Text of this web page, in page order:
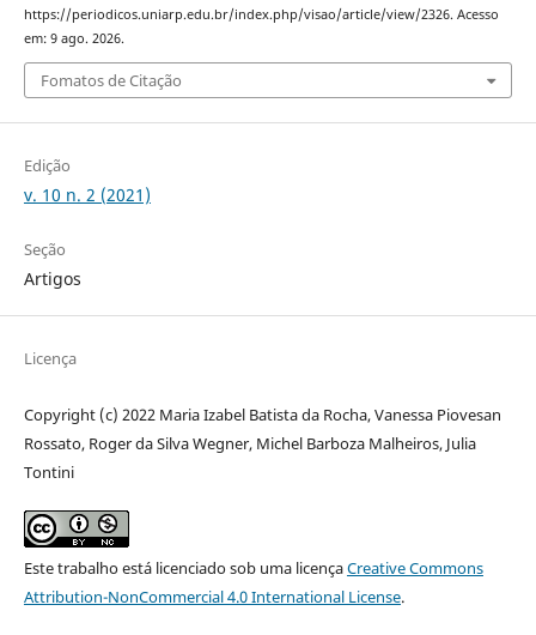
https://periodicos.uniarp.edu.br/index.php/visao/article/view/2326. Acesso
em: 9 ago. 2026.
Fomatos de Citação
Edição
v. 10 n. 2 (2021)
Seção
Artigos
Licença
Copyright (c) 2022 Maria Izabel Batista da Rocha, Vanessa Piovesan
Rossato, Roger da Silva Wegner, Michel Barboza Malheiros, Julia
Tontini
Este trabalho está licenciado sob uma licençaCreative Commons
Attribution-NonCommercial 4.0 International License.